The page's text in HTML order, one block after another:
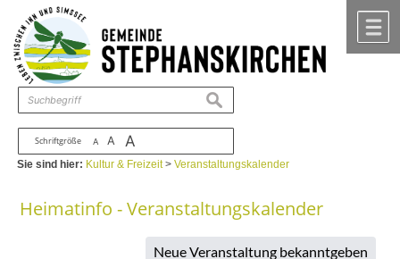
Zum Inhalt ,zur Navigation
Schriftgröße A A A
suchen
Sie sind hier: Kultur & Freizeit>Veranstaltungskalender
Heimatinfo - Veranstaltungskalender